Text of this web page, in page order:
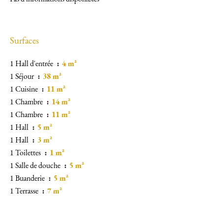
Surfaces
1 Hall d'entrée
4 m²
1 Séjour
38 m²
1 Cuisine
11 m²
1 Chambre
14 m²
1 Chambre
11 m²
1 Hall
5 m²
1 Hall
3 m²
1 Toilettes
1 m²
1 Salle de douche
5 m²
1 Buanderie
5 m²
1 Terrasse
7 m²